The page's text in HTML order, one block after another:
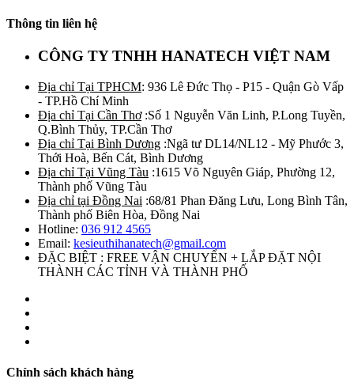
Thông tin liên hệ
CÔNG TY TNHH HANATECH VIỆT NAM
Địa chỉ Tại TPHCM: 936 Lê Đức Thọ - P15 - Quận Gò Vấp
- TP.Hồ Chí Minh
Địa chỉ Tại Cần Thơ:Số 1 Nguyễn Văn Linh, P.Long Tuyền,
Q.Bình Thủy, TP.Cần Thơ
Địa chỉ Tại Bình Dương :Ngã tư DL14/NL12 - Mỹ Phước 3,
Thới Hoà, Bến Cát, Bình Dương
Địa chỉ Tại Vũng Tàu :1615 Võ Nguyên Giáp, Phường 12,
Thành phố Vũng Tàu
Địa chỉ tại Đồng Nai :68/81 Phan Đăng Lưu, Long Bình Tân,
Thành phố Biên Hòa, Đồng Nai
Hotline: 036 912 4565
Email: kesieuthihanatech@gmail.com
ĐẶC BIỆT : FREE VẬN CHUYỂN + LẮP ĐẶT NỘI
THÀNH CÁC TỈNH VÀ THÀNH PHỐ
Chính sách khách hàng